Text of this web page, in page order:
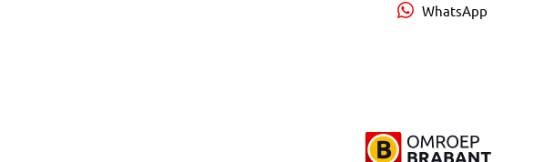
WhatsApp